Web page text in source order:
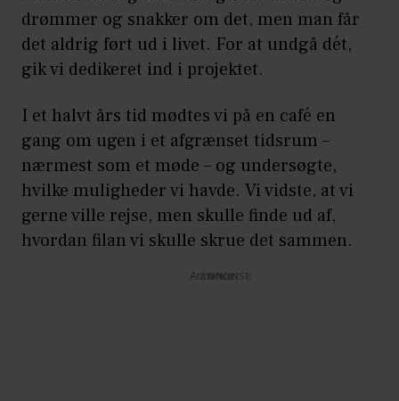
drømmer og snakker om det, men man får
det aldrig ført ud i livet. For at undgå dét,
gik vi dedikeret ind i projektet.
I et halvt års tid mødtes vi på en café en
gang om ugen i et afgrænset tidsrum –
nærmest som et møde – og undersøgte,
hvilke muligheder vi havde. Vi vidste, at vi
gerne ville rejse, men skulle finde ud af,
hvordan filan vi skulle skrue det sammen.
Annonce